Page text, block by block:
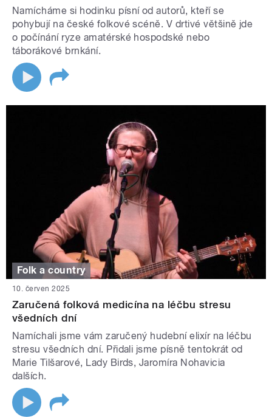
Namícháme si hodinku písní od autorů, kteří se
pohybují na české folkové scéně. V drtivé většině jde
o počínání ryze amatérské hospodské nebo
táborákové brnkání.
Folk a country
10. červen 2025
Zaručená folková medicína na léčbu stresu
všedních dní
Namíchali jsme vám zaručený hudební elixír na léčbu
stresu všedních dní. Přidali jsme písně tentokrát od
Marie Tilšarové, Lady Birds, Jaromíra Nohavicia
dalších.